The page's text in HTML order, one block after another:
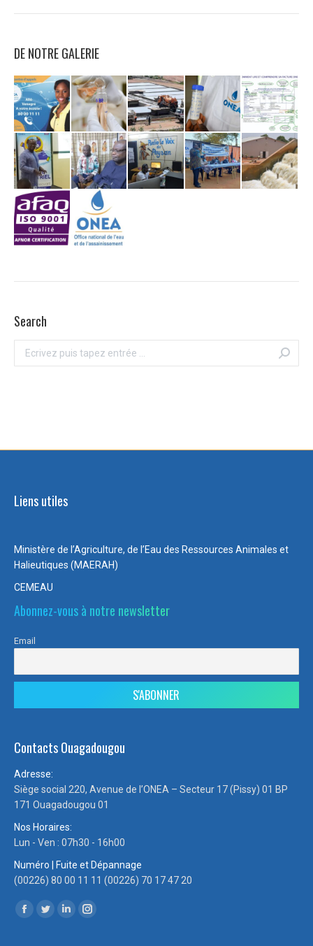
DE NOTRE GALERIE
Search
Recherche
Liens utiles
Ministère de l’Agriculture, de l’Eau des Ressources Animales et
Halieutiques (MAERAH)
CEMEAU
Abonnez-vous à notre newsletter
Email
Contacts Ouagadougou
Adresse:
Siège social 220, Avenue de l’ONEA – Secteur 17 (Pissy) 01 BP
171 Ouagadougou 01
Nos Horaires:
Lun - Ven : 07h30 - 16h00
Numéro | Fuite et Dépannage
(00226) 80 00 11 11 (00226) 70 17 47 20
Trouvez nous sur :
Facebook
TwitterLinkedInInstagram